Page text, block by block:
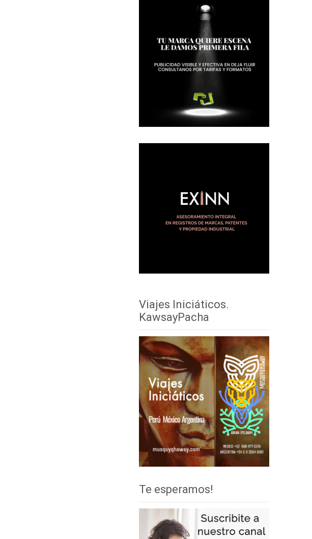
Viajes Iniciáticos.
KawsayPacha
Te esperamos!